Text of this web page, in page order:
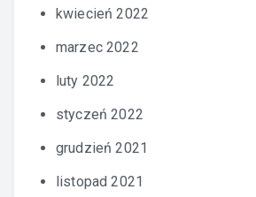
kwiecień 2022
marzec 2022
luty 2022
styczeń 2022
grudzień 2021
listopad 2021